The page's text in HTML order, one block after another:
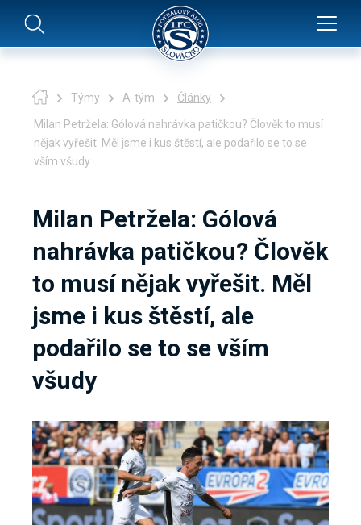
Týmy A-tým Články
Milan Petržela: Gólová nahrávka patičkou? Člověk to musí
nějak vyřešit. Měl jsme i kus štěstí, ale podařilo se to se
vším všudy
Milan Petržela: Gólová
nahrávka patičkou? Člověk
to musí nějak vyřešit. Měl
jsme i kus štěstí, ale
podařilo se to se vším
všudy